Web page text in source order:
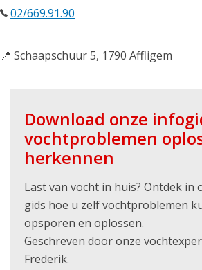
02/669.91.90
📍 Schaapschuur 5, 1790 Affligem
Download onze
vochtproblemen
herkennen
Last van vocht in huis? Ontdek in
gids hoe u zelf vochtproblemen
opsporen en oplossen.
Geschreven door onze
Frederik.